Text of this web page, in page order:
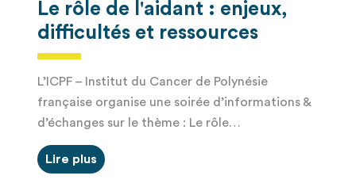
Le rôle de l'aidant : enjeux,
difficultés et ressources
L’ICPF – Institut du Cancer de Polynésie
française organise une soirée d’informations &
d’échanges sur le thème : Le rôle…
Lire plus